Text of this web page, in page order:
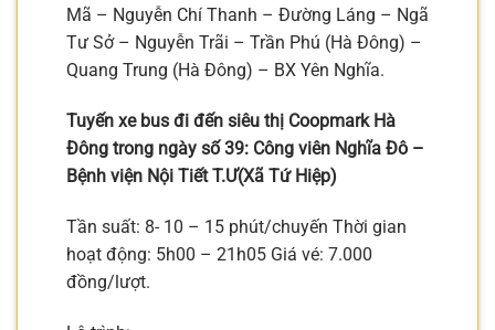
Mã – Nguyễn Chí Thanh – Đường Láng – Ngã
Tư Sở – Nguyễn Trãi – Trần Phú (Hà Đông) –
Quang Trung (Hà Đông) – BX Yên Nghĩa.
Tuyến xe bus đi đến siêu thị Coopmark Hà
Đông trong ngày số 39: Công viên Nghĩa Đô –
Bệnh viện Nội Tiết T.Ư(Xã Tứ Hiệp)
Tần suất: 8- 10 – 15 phút/chuyến Thời gian
hoạt động: 5h00 – 21h05 Giá vé: 7.000
đồng/lượt.